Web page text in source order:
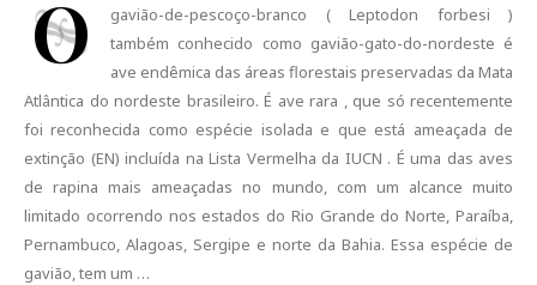
O
gavião-de-pescoço-branco ( Leptodon forbesi )
também conhecido como gavião-gato-do-nordeste é
ave endêmica das áreas florestais preservadas da Mata
Atlântica do nordeste brasileiro. É ave rara , que só recentemente
foi reconhecida como espécie isolada e que está ameaçada de
extinção (EN) incluída na Lista Vermelha da IUCN . É uma das aves
de rapina mais ameaçadas no mundo, com um alcance muito
limitado ocorrendo nos estados do Rio Grande do Norte, Paraíba,
Pernambuco, Alagoas, Sergipe e norte da Bahia. Essa espécie de
gavião, tem um …